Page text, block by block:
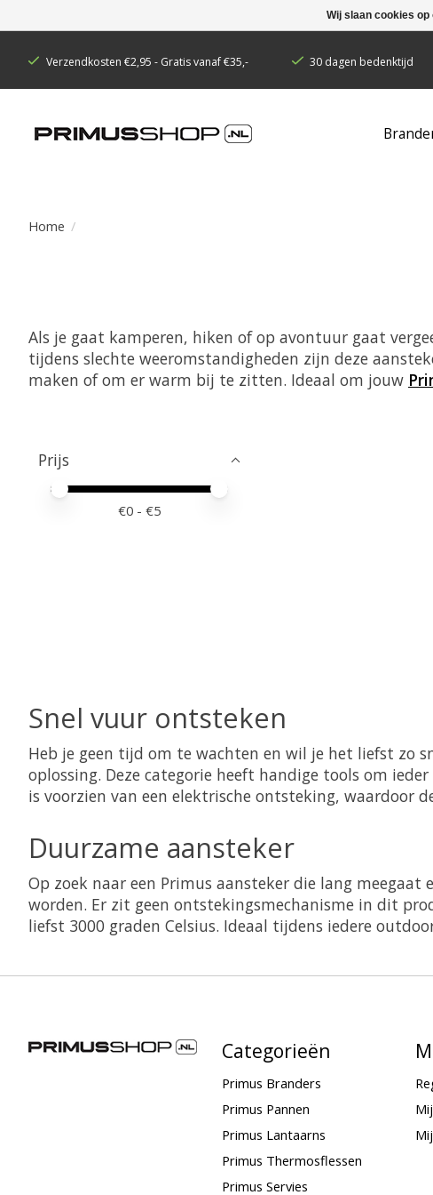
Verzendkosten €2,95 - Gratis vanaf €35,- 30 dagen bedenktijd
Home /
Als je gaat kamperen, hiken of op avontuur gaat
tijdens slechte weeromstandigheden zijn deze
maken of om er warm bij te zitten. Ideaal om jouw
Prijs
Minimale prijswaarde
Price maximum value
€0 - €5
Snel vuur ontsteken
Heb je geen tijd om te wachten en wil je het liefst zo
oplossing. Deze categorie heeft handige tools om
is voorzien van een elektrische ontsteking, waardoor
Duurzame aansteker
Op zoek naar een Primus aansteker die lang meegaat
worden. Er zit geen ontstekingsmechanisme in dit
liefst 3000 graden Celsius. Ideaal tijdens iedere
Categorieën
Primus Branders
Primus Pannen
Primus Lantaarns
Primus Thermosflessen
Primus Servies
Wij slaan cookies